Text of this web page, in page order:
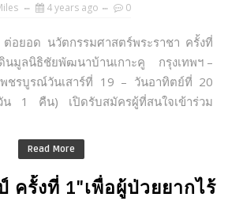
4 years ago 0
อยอด นวัตกรรมศาสตร์พระราชา ครั้งที่
นมูลนิธิชัยพัฒนาบ้านเกาะคู กรุงเทพฯ –
ชรบูรณ์วันเสาร์ที่ 19 – วันอาทิตย์ที่ 20
1 คืน) เปิดรับสมัครผู้ที่สนใจเข้าร่วม
Read More
ครั้งที่​ 1"เพื่อผู้ป่วยยากไร้​